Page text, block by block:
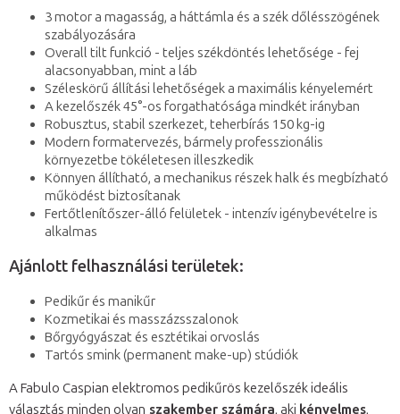
3 motor a magasság, a háttámla és a szék dőlésszögének
szabályozására
Overall tilt funkció - teljes székdöntés lehetősége - fej
alacsonyabban, mint a láb
Széleskörű állítási lehetőségek a maximális kényelemért
A kezelőszék 45°-os forgathatósága mindkét irányban
Robusztus, stabil szerkezet, teherbírás 150 kg-ig
Modern formatervezés, bármely professzionális
környezetbe tökéletesen illeszkedik
Könnyen állítható, a mechanikus részek halk és megbízható
működést biztosítanak
Fertőtlenítőszer-álló felületek - intenzív igénybevételre is
alkalmas
Ajánlott felhasználási területek:
Pedikűr és manikűr
Kozmetikai és masszázsszalonok
Bőrgyógyászat és esztétikai orvoslás
Tartós smink (permanent make-up) stúdiók
A Fabulo Caspian elektromos pedikűrös kezelőszék ideális
választás minden olyan szakember számára, aki kényelmes,